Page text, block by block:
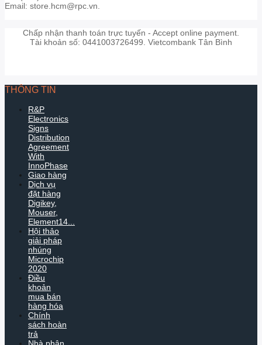
Email: store.hcm@rpc.vn.
Chấp nhận thanh toán trực tuyến - Accept online payment.
Tài khoản số: 0441003726499. Vietcombank Tân Bình
THÔNG TIN
R&P
Electronics
Signs
Distribution
Agreement
With
InnoPhase
Giao hàng
Dịch vụ
đặt hàng
Digikey,
Mouser,
Element14...
Hội thảo
giải pháp
nhúng
Microchip
2020
Điều
khoản
mua bán
hàng hóa
Chính
sách hoàn
trả